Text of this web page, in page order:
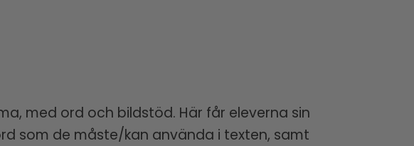
med ord och bildstöd. Här får eleverna sin
som de måste/kan använda i texten, samt